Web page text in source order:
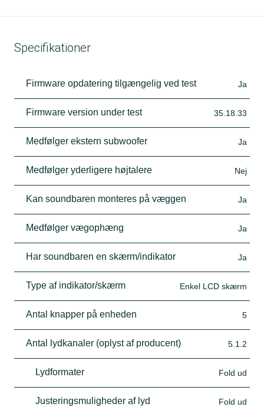
Specifikationer
Firmware opdatering tilgængelig ved test Ja
Firmware version under test 35.18.33
Medfølger ekstern subwoofer Ja
Medfølger yderligere højtalere Nej
Kan soundbaren monteres på væggen Ja
Medfølger vægophæng Ja
Har soundbaren en skærm/indikator Ja
Type af indikator/skærm Enkel LCD skærm
Antal knapper på enheden 5
Antal lydkanaler (oplyst af producent) 5.1.2
Lydformater Fold ud
Justeringsmuligheder af lyd Fold ud